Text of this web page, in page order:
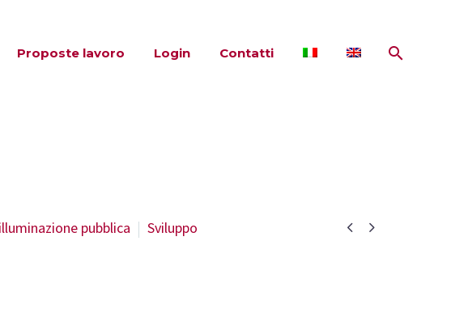
Proposte lavoro Login Contatti
 
pubblica
Sviluppo